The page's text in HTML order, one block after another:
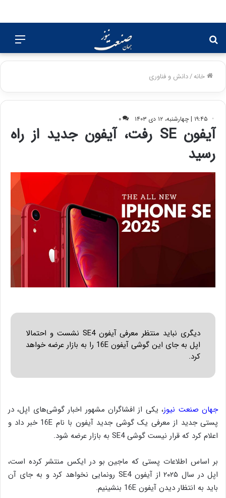
برای
خانه/دانش و فناوری
۱۹:۴۵ | چهارشنبه، ۱۲ دی ۱۴۰۳ ۰
آیفون SE رفت، آیفون جدید از راه
رسید
دیگری نباید منتظر معرفی آیفون SE4 نشست و احتمالا
اپل به جای این گوشی آیفون 16E را به بازار عرضه خواهد
کرد.
جهان صنعت نیوز، یکی از افشاگران مشهور اخبار گوشی‌های اپل، در
پستی جدید از معرفی یک گوشی جدید آیفون با نام 16E خبر داد و
اعلام کرد که قرار نیست گوشی SE4 به بازار عرضه شود.
بر اساس اطلاعات پستی که ماجین بو در ایکس منتشر کرده است،
اپل در سال ۲۰۲۵ از آیفون SE4 رونمایی نخواهد کرد و به جای آن
باید به انتظار دیدن آیفون 16E بنشینیم.